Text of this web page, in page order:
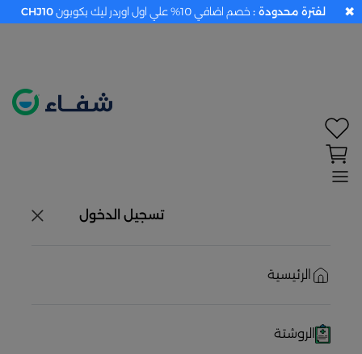
تسجيل الدخول
الرئيسية
الروشتة
لفترة محدودة : خصم اضافي 10% علي اول اوردر ليك بكوبون CHJ10 ✖